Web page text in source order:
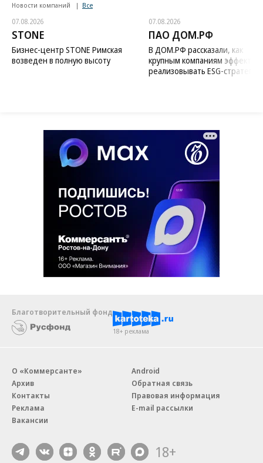
Новости компаний Все
07.08.2026
STONE
Бизнес-центр STONE Римская
возведен в полную высоту
07.08.2026
ПАО ДОМ.РФ
В ДОМ.РФ рассказали, как
крупным компаниям
реализовывать ESG-стратегию
Благотворительный фонд
18+ реклама
О «Коммерсанте»
Архив
Контакты
Реклама
Вакансии
Android
Обратная связь
Правовая информация
E-mail рассылки
18+